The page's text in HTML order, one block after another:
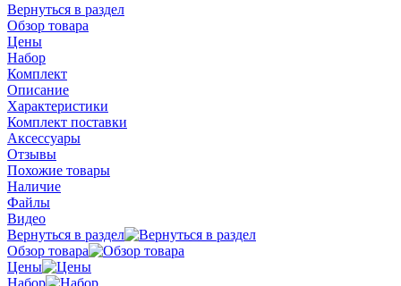
Вернуться в раздел
Обзор товара
Цены
Набор
Комплект
Описание
Характеристики
Комплект поставки
Аксессуары
Отзывы
Похожие товары
Наличие
Файлы
Видео
Вернуться в раздел
Обзор товара
Цены
Набор